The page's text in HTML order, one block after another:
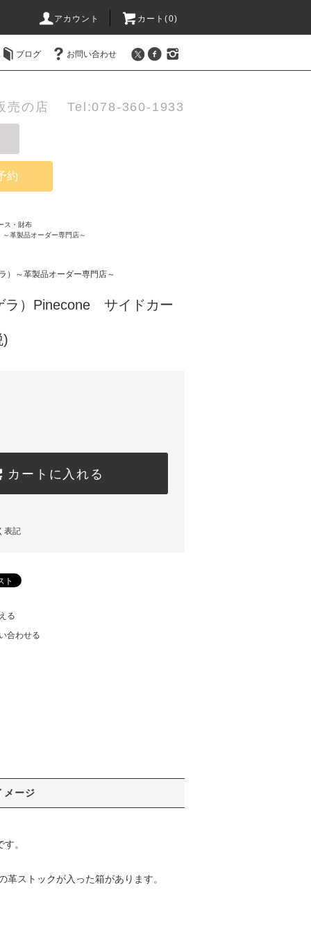
アカウント カート(0)
ブログ お問い合わせ
売の店 Tel:078-360-1933
約
ス・財布
革製品オーダー専門店～
）～革製品オーダー専門店～
ラ）Pinecone サイドカー
)
カートに入れる
表記
る
合わせる
メージ
。
ストックが入った箱があります。